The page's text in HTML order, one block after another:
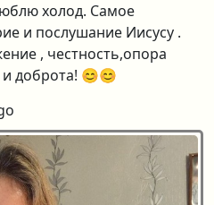
холод. Самое
и послушание Иисусу .
, честность,опора
и доброта! 😊😊